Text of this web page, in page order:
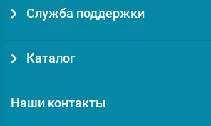
Служба поддержки
Каталог
Наши контакты